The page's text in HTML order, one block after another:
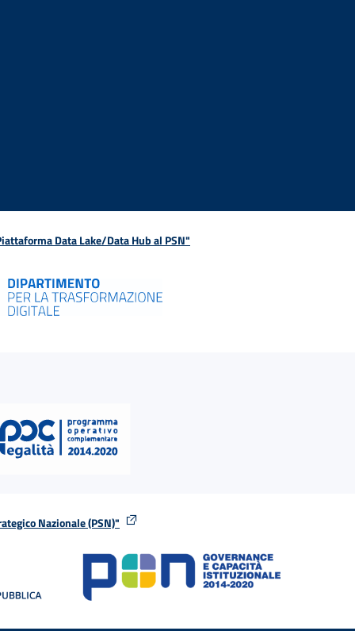
Data Lake/Data Hub al PSN"
Nazionale (PSN)"